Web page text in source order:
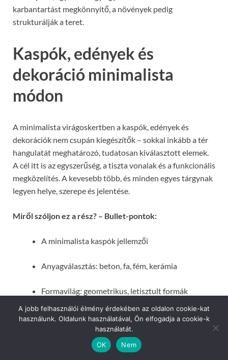
karbantartást megkönnyítő, a növények pedig
strukturálják a teret.
Kaspók, edények és
dekoráció minimalista
módon
A minimalista virágoskertben a kaspók, edények és
dekorációk nem csupán kiegészítők – sokkal inkább a tér
hangulatát meghatározó, tudatosan kiválasztott elemek.
A cél itt is az egyszerűség, a tiszta vonalak és a funkcionális
megközelítés. A kevesebb több, és minden egyes tárgynak
legyen helye, szerepe és jelentése.
Miről szóljon ez a rész? – Bullet-pontok:
A minimalista kaspók jellemzői
Anyagválasztás: beton, fa, fém, kerámia
Formavilág: geometrikus, letisztult formák
Növénytársítás kaspókban
Színek használata – visszafogottság és harmónia
A jobb felhasználói élmény érdekében az oldalon cookie-kat
használunk. Oldalunk használatával, Ön elfogadja a cookie-k
használatát.
OK
Nem